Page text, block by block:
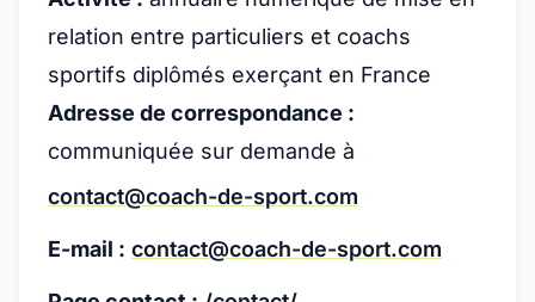
relation entre particuliers et coachs
sportifs diplômés exerçant en France
Adresse de correspondance :
communiquée sur demande à
contact@coach-de-sport.com
E-mail : contact@coach-de-sport.com